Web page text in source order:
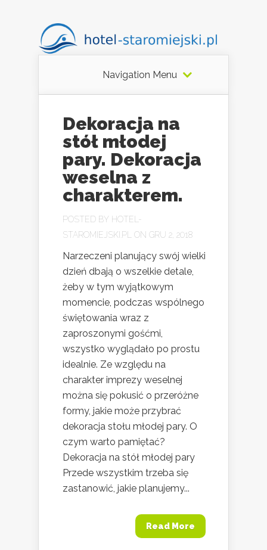
Navigation Menu
Dekoracja na
stół młodej
pary. Dekoracja
weselna z
charakterem.
POSTED BY HOTEL-
STAROMIEJSKI.PL
ON GRU 2, 2018
Narzeczeni planujący swój wielki
dzień dbają o wszelkie detale,
żeby w tym wyjątkowym
momencie, podczas wspólnego
świętowania wraz z
zaproszonymi gośćmi,
wszystko wyglądało po prostu
idealnie. Ze względu na
charakter imprezy weselnej
można się pokusić o przeróżne
formy, jakie może przybrać
dekoracja stołu młodej pary. O
czym warto pamiętać?
Dekoracja na stół młodej pary
Przede wszystkim trzeba się
zastanowić, jakie planujemy...
Read More